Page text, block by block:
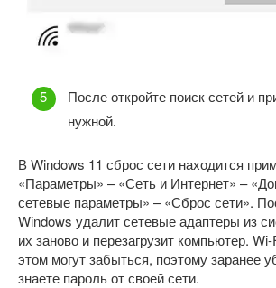
После откройте поиск сетей и
нужной.
В Windows 11 сброс сети находится
«Параметры» – «Сеть и Интернет» –
сетевые параметры» – «Сброс сети».
Windows удалит сетевые адаптеры из
их заново и перезагрузит компьютер.
этом могут забыться, поэтому заранее
знаете пароль от своей сети.